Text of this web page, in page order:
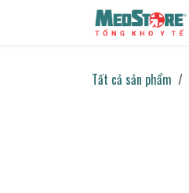
Bỏ qua để đến Nội dung
Tất cả sản phẩm